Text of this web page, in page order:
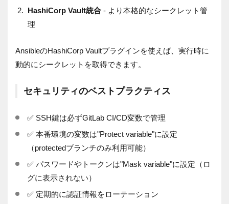
HashiCorp Vault統合 - より本格的なシークレット管
理
AnsibleのHashiCorp Vaultプラグインを使えば、実行時に
動的にシークレットを取得できます。
セキュリティのベストプラクティス
✅ SSH鍵は必ずGitLab CI/CD変数で管理
✅ 本番環境の変数は"Protect variable"に設定
（protectedブランチのみ利用可能）
✅ パスワードやトークンは"Mask variable"に設定（ロ
グに表示されない）
✅ 定期的に認証情報をローテーション